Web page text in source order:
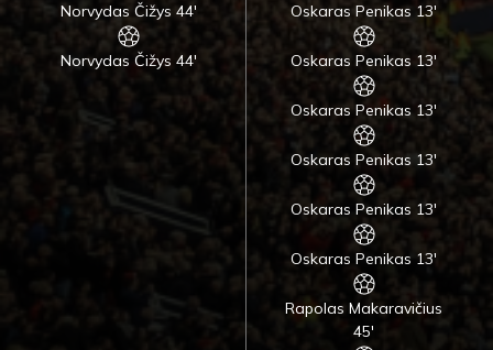
Norvydas Čižys 44'
Norvydas Čižys 44'
Oskaras Penikas 13'
Oskaras Penikas 13'
Oskaras Penikas 13'
Oskaras Penikas 13'
Oskaras Penikas 13'
Oskaras Penikas 13'
Rapolas Makaravičius
45'